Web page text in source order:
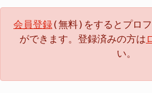
会員登録(無料)をするとプロ
ができます。登録済みの方は
い。